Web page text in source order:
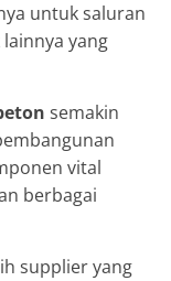
untuk saluran
yang
semakin
vital
berbagai
supplier yang